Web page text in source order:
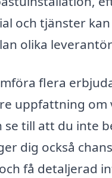
och tjänster
olika
flera
uppfattning om
se till att du inte
dig också
få detaljerad